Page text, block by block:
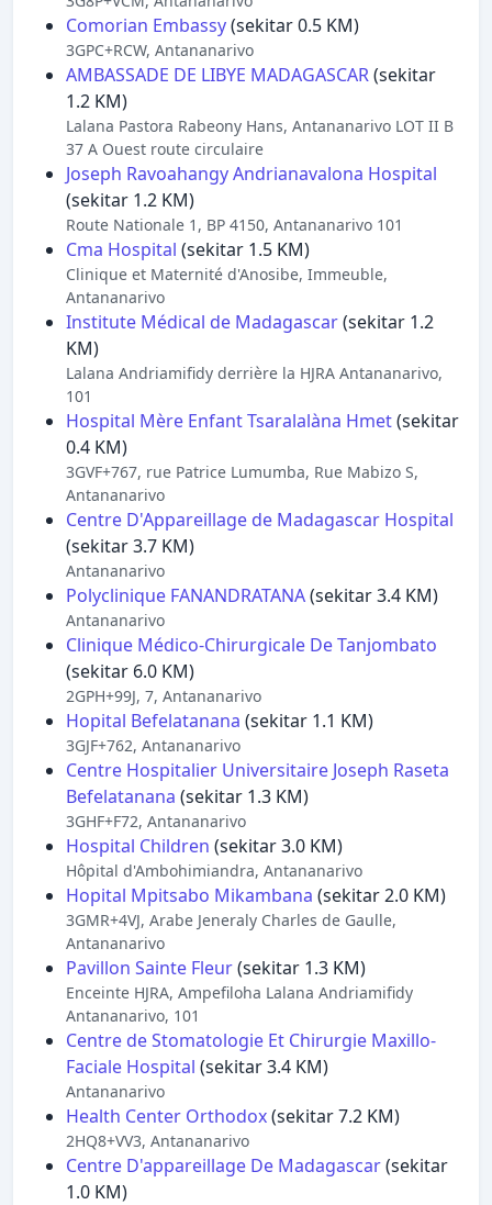
Comorian Embassy(sekitar 0.5 KM)
3GPC+RCW, Antananarivo
AMBASSADE DE LIBYE MADAGASCAR(sekitar
1.2 KM)
Lalana Pastora Rabeony Hans, Antananarivo LOT II B
37 A Ouest route circulaire
Joseph Ravoahangy Andrianavalona Hospital
(sekitar 1.2 KM)
Route Nationale 1, BP 4150, Antananarivo 101
Cma Hospital (sekitar 1.5 KM)
Clinique et Maternité d'Anosibe, Immeuble,
Antananarivo
Institute Médical de Madagascar(sekitar 1.2
KM)
Lalana Andriamifidy derrière la HJRA Antananarivo,
101
Hospital Mère Enfant Tsaralalàna Hmet(sekitar
0.4 KM)
3GVF+767, rue Patrice Lumumba, Rue Mabizo S,
Antananarivo
Centre D'Appareillage de Madagascar Hospital
(sekitar 3.7 KM)
Antananarivo
Polyclinique FANANDRATANA(sekitar 3.4 KM)
Antananarivo
Clinique Médico-Chirurgicale De Tanjombato
(sekitar 6.0 KM)
2GPH+99J, 7, Antananarivo
Hopital Befelatanana (sekitar 1.1 KM)
3GJF+762, Antananarivo
Centre Hospitalier Universitaire Joseph Raseta
Befelatanana (sekitar 1.3 KM)
3GHF+F72, Antananarivo
Hospital Children (sekitar 3.0 KM)
Hôpital d'Ambohimiandra, Antananarivo
Hopital Mpitsabo Mikambana (sekitar 2.0 KM)
3GMR+4VJ, Arabe Jeneraly Charles de Gaulle,
Antananarivo
Pavillon Sainte Fleur(sekitar 1.3 KM)
Enceinte HJRA, Ampefiloha Lalana Andriamifidy
Antananarivo, 101
Centre de Stomatologie Et Chirurgie Maxillo-
Faciale Hospital (sekitar 3.4 KM)
Antananarivo
Health Center Orthodox(sekitar 7.2 KM)
2HQ8+VV3, Antananarivo
Centre D'appareillage De Madagascar(sekitar
1.0 KM)